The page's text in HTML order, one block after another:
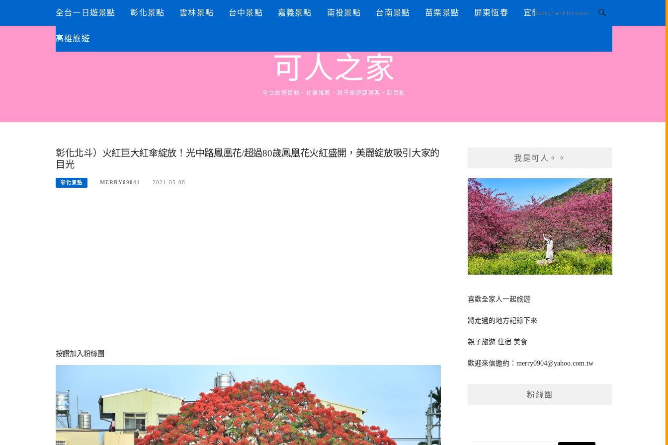
content
全台一日遊景點 彰化景點 雲林景點 台中景點 嘉義景點 南投景點 台南景點 苗栗景點 屏東恆春 宜蘭景點
高雄旅遊
可人之家
全台旅遊景點，住宿推薦、親子旅遊部落客、新景點
彰化北斗）火紅巨大紅傘綻放！光中路鳳凰花/超過80歲鳳凰花火紅盛開，美麗綻放吸引大家的
目光
彰化景點 MERRY09041 2021-05-08
按讚加入粉絲團
我是可人。。
喜歡全家人一起旅遊
將走過的地方記錄下來
親子旅遊 住宿 美食
歡迎來信邀約：merry0904@yahoo.com.tw
粉絲團